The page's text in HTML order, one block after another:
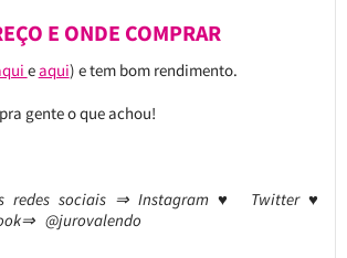
E ONDE COMPRAR
eaqui) e tem bom rendimento.
gente o que achou!
redes sociais ⇒ Instagram ♥ Twitter ♥
@jurovalendo